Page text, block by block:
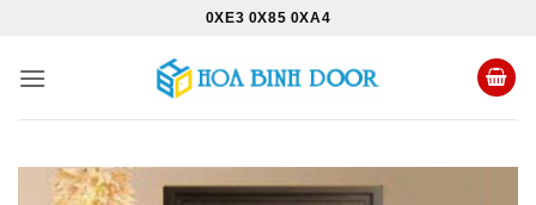
nội
0XE3 0X85 0XA4